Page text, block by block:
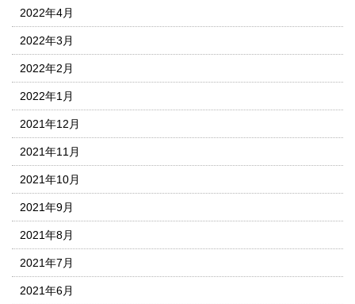
2022年4月
2022年3月
2022年2月
2022年1月
2021年12月
2021年11月
2021年10月
2021年9月
2021年8月
2021年7月
2021年6月